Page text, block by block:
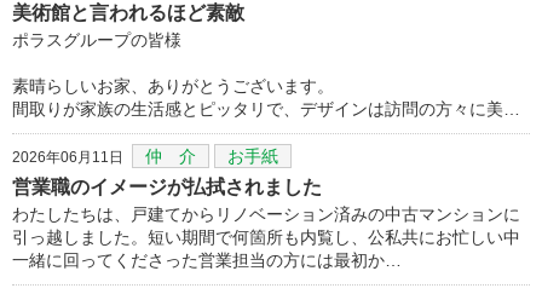
美術館と言われるほど素敵
ポラスグループの皆様
素晴らしいお家、ありがとうございます。
間取りが家族の生活感とピッタリで、デザインは訪問の方々に美…
2026年06月11日 仲 介 お手紙
営業職のイメージが払拭されました
わたしたちは、戸建てからリノベーション済みの中古マンションに
引っ越しました。短い期間で何箇所も内覧し、公私共にお忙しい中
一緒に回ってくださった営業担当の方には最初か…